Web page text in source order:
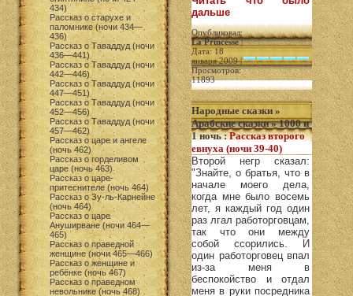
434)
Рассказ о старухе и
паломнике (ночи 434—
436)
Рассказ о Таваддуд (ночи
436—441)
Рассказ о Таваддуд (ночи
442—446)
Рассказ о Таваддуд (ночи
447—451)
Рассказ о Таваддуд (ночи
452—456)
Рассказ о Таваддуд (ночи
457—462)
Рассказ о царе и ангеле
(ночь 462)
Рассказ о горделивом
царе (ночь 463)
Рассказ о царе-
притеснителе (ночь 464)
Рассказ о Зу-ль-Карнейне
(ночь 464)
Рассказ о царе
Ануширване (ночи 464—
465)
Рассказ о праведной
женщине (ночи 465—466)
Рассказ о женщине и
ребёнке (ночь 467)
Рассказ о праведном
невольнике (ночь 468)
дальше
Опубликовал:
La Princesse|
Дата: 18
января 2009 |
Просмотров:
11893
Народные сказки »
Арабские сказки»1000 и
1 ночь:Рассказ второго
евнуха (ночи 39-40)
Второй негр сказал:
"Знайте, о братья, что в
начале моего дела,
когда мне было восемь
лет, я каждый год один
раз лгал работорговцам,
так что они между
собой ссорились. И
один работорговец впал
из-за меня в
беспокойство и отдал
меня в руки посредника